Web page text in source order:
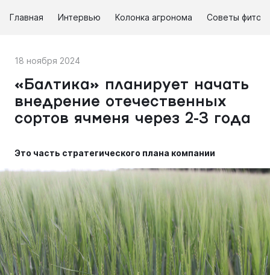
Главная Интервью Колонка агронома Советы
18 ноября 2024
«Балтика» планирует начать
внедрение отечественных
сортов ячменя через 2-3 года
Это часть стратегического плана компании